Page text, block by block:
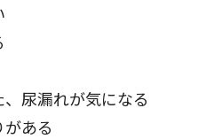
尿漏れが気になる
ある